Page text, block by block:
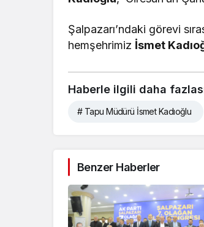
Şalpazarı’ndaki görevi
hemşehrimiz İsmet
Haberle ilgili daha
# Tapu Müdürü İsmet Kadıoğlu
Benzer Haberler